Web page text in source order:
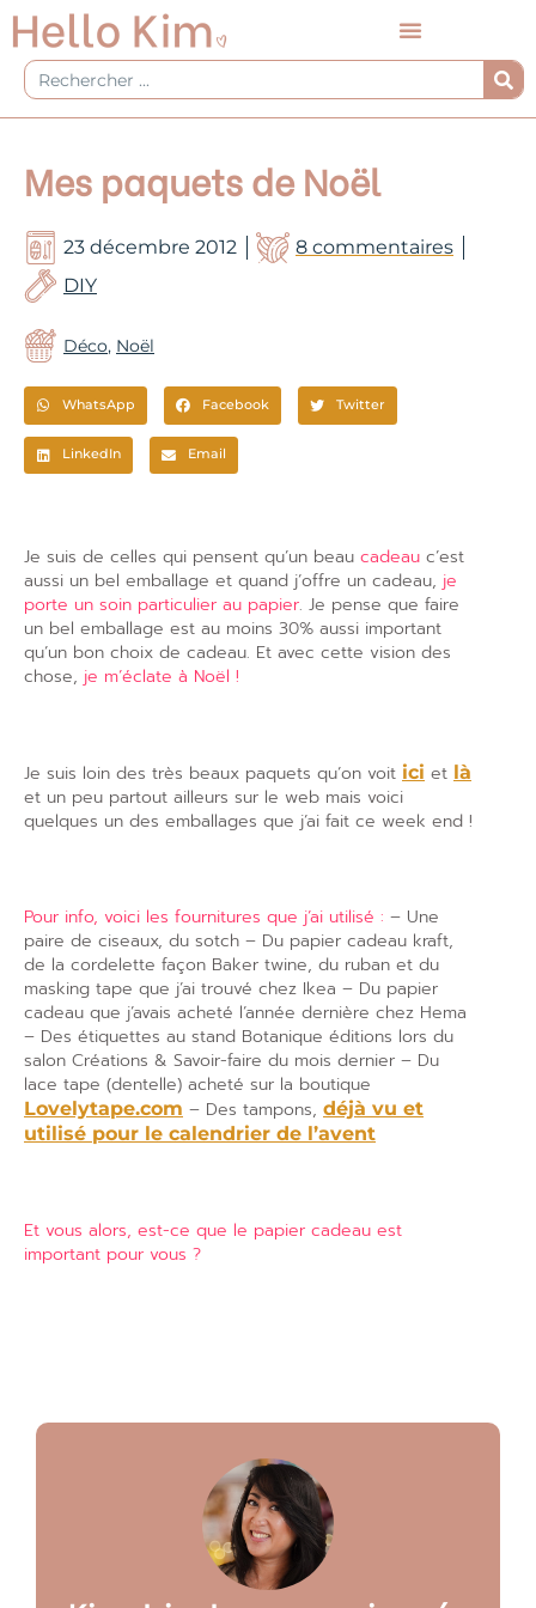
Aller
au
contenu
Rechercher
Mes paquets de Noël
23 décembre 2012
8 commentaires
DIY
Déco, Noël
WhatsApp Facebook Twitter
LinkedIn Email
Je suis de celles qui pensent qu’un beau cadeau c’est
aussi un bel emballage et quand j’offre un cadeau, je
porte un soin particulier au papier. Je pense que faire
un bel emballage est au moins 30% aussi important
qu’un bon choix de cadeau. Et avec cette vision des
chose, je m’éclate à Noël !
Je suis loin des très beaux paquets qu’on voit ici et là
et un peu partout ailleurs sur le web mais voici
quelques un des emballages que j’ai fait ce week end !
Pour info, voici les fournitures que j’ai utilisé : – Une
paire de ciseaux, du sotch – Du papier cadeau kraft,
de la cordelette façon Baker twine, du ruban et du
masking tape que j’ai trouvé chez Ikea – Du papier
cadeau que j’avais acheté l’année dernière chez Hema
– Des étiquettes au stand Botanique éditions lors du
salon Créations & Savoir-faire du mois dernier – Du
lace tape (dentelle) acheté sur la boutique
Lovelytape.com – Des tampons, déjà vu et
utilisé pour le calendrier de l’avent
Et vous alors, est-ce que le papier cadeau est
important pour vous ?